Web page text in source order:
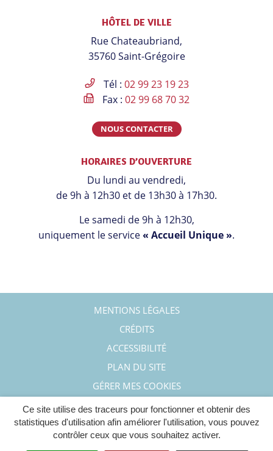
Ce site utilise des traceurs pour fonctionner et obtenir des
statistiques d'utilisation afin améliorer l'utilisation, vous pouvez
contrôler ceux que vous souhaitez activer.
compte
Facebook
vers
le
compte
Instagram
compte
Linkedin
la
chaîne
Youtube
HÔTEL DE VILLE
Rue Chateaubriand,
35760 Saint-Grégoire
Tél : 02 99 23 19 23
Fax : 02 99 68 70 32
NOUS CONTACTER
HORAIRES D’OUVERTURE
Du lundi au vendredi,
de 9h à 12h30 et de 13h30 à 17h30.
Le samedi de 9h à 12h30,
uniquement le service« Accueil Unique ».
MENTIONS LÉGALES
CRÉDITS
ACCESSIBILITÉ
PLAN DU SITE
GÉRER MES COOKIES